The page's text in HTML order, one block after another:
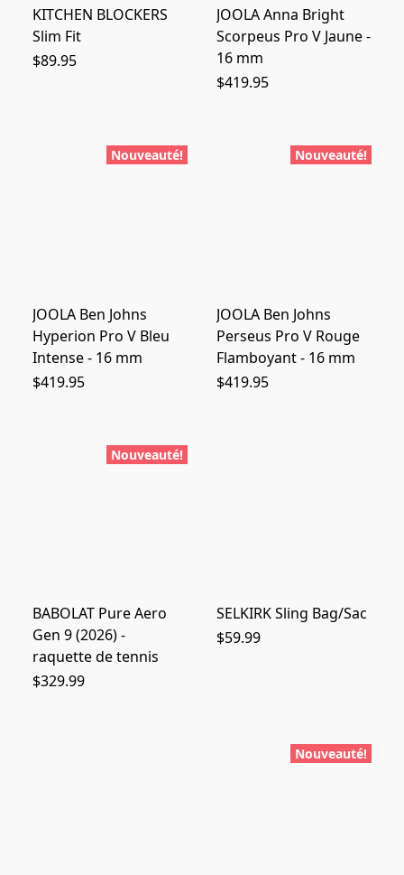
KITCHEN BLOCKERS
Slim Fit
$89.95
JOOLA Anna Bright
Scorpeus Pro V Jaune -
16 mm
$419.95
Nouveauté!
JOOLA Ben Johns
Hyperion Pro V Bleu
Intense - 16 mm
$419.95
Nouveauté!
JOOLA Ben Johns
Perseus Pro V Rouge
Flamboyant - 16 mm
$419.95
Nouveauté!
BABOLAT Pure Aero
Gen 9 (2026) -
raquette de tennis
$329.99
SELKIRK Sling Bag/Sac
$59.99
Nouveauté!